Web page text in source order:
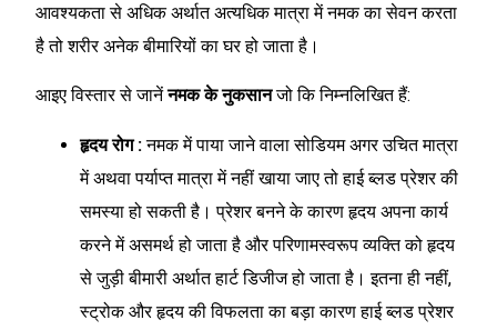
आवश्यकता से अधिक अर्थात अत्यधिक मात्रा में नमक का सेवन करता
है तो शरीर अनेक बीमारियों का घर हो जाता है।
आइए विस्तार से जानेंनमक के नुकसानजो कि निम्नलिखित हैं:
हृदय रोग :नमक में पाया जाने वाला सोडियम अगर उचित मात्रा
में अथवा पर्याप्त मात्रा में नहीं खाया जाए तो हाई ब्लड प्रेशर की
समस्या हो सकती है। प्रेशर बनने के कारण हृदय अपना कार्य
करने में असमर्थ हो जाता है और परिणामस्वरूप व्यक्ति को हृदय
से जुड़ी बीमारी अर्थात हार्ट डिजीज हो जाता है। इतना ही नहीं,
स्ट्रोक और हृदय की विफलता का बड़ा कारण हाई ब्लड प्रेशर